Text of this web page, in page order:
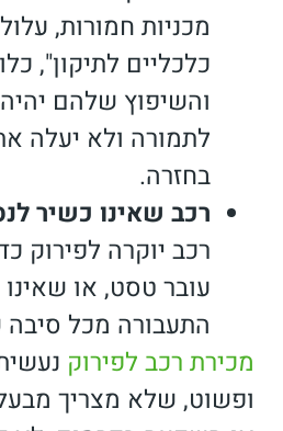
מכניות חמורות,
כלכליים לתיקון",
והשיפוץ שלהם
לתמורה ולא יעלה
בחזרה.
רכב שאינו כשיר
רכב יוקרה לפירוק
עובר טסט, או
התעבורה מכל
מכירת רכב לפירוק
ופשוט, שלא מצריך